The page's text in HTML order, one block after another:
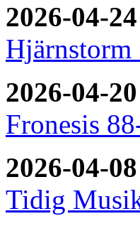
2026-04-24
Hjärnstorm
2026-04-20
Fronesis
2026-04-08
Tidig